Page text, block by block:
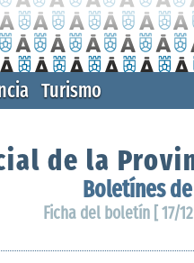
Turismo
de la
Boletínes
Ficha del boletín [ 17/